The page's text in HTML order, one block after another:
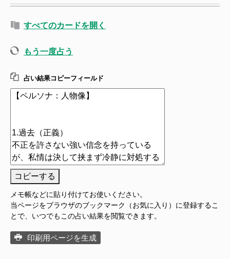
すべてのカードを開く
もう一度占う
占い結果コピーフィールド
コピーする
メモ帳などに貼り付けてお使いください。
当ページをブラウザのブックマーク（お気に入り）に登録するこ
とで、いつでもこの占い結果を閲覧できます。
印刷用ページを生成